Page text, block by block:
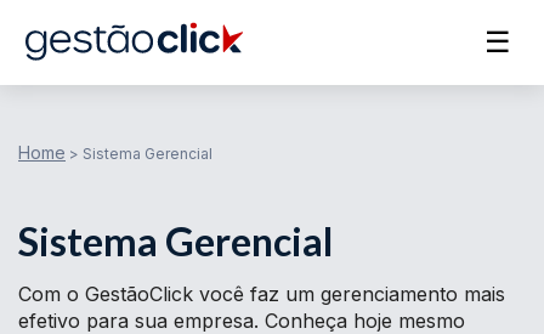
☰
Home > Sistema Gerencial
Sistema Gerencial
Com o GestãoClick você faz um gerenciamento mais
efetivo para sua empresa. Conheça hoje mesmo